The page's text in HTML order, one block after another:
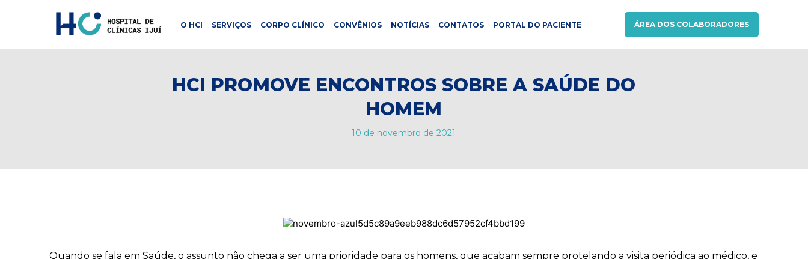
O HCI SERVIÇOS CORPO CLÍNICO CONVÊNIOS NOTÍCIAS CONTATOS PORTAL DO PACIENTE ÁREA DOS COLABORADORES
HCI PROMOVE ENCONTROS SOBRE A SAÚDE DO
HOMEM
10 de novembro de 2021
Quando se fala em Saúde, o assunto não chega a ser uma prioridade para os homens, que acabam sempre protelando a visita periódica ao médico, e